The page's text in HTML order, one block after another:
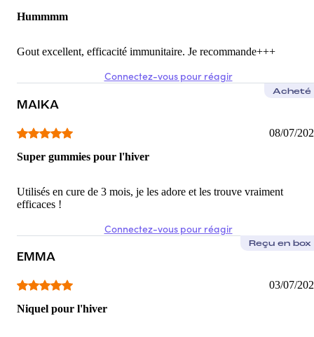
Hummmm
Gout excellent, efficacité immunitaire. Je recommande+++
Connectez-vous pour réagir
MAIKA
Acheté
08/07/
Super gummies pour l'hiver
Utilisés en cure de 3 mois, je les adore et les trouve vraiment
efficaces !
Connectez-vous pour réagir
EMMA
Reçu en box
03/07/
Niquel pour l'hiver